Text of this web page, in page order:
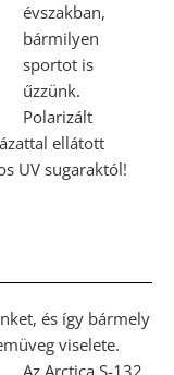
évszakban,
bármilyen
sportot is
űzzünk.
Polarizált
ellátott
UV sugaraktól!
és így bármely
viselete.
Az Arctica S-132